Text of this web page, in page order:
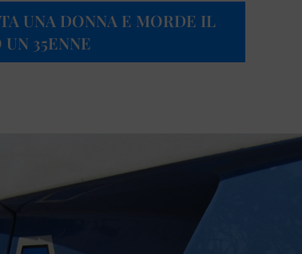
UNA DONNA E MORDE IL
35ENNE